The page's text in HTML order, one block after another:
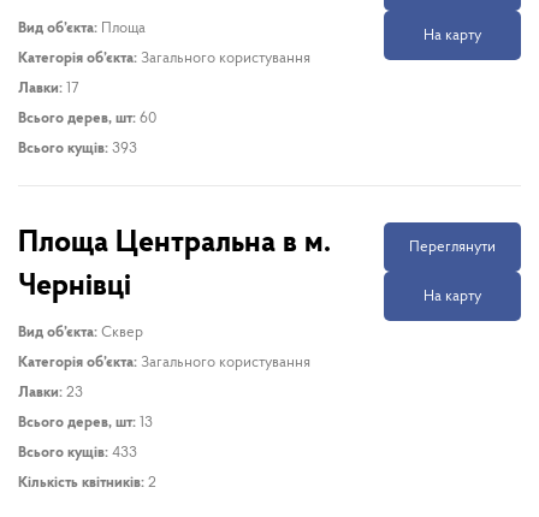
Вид об’єкта: Площа
Категорія об’єкта: Загального користування
Лавки: 17
Всього дерев, шт: 60
Всього кущів: 393
На карту
Площа Центральна в м.
Чернівці
Вид об’єкта: Сквер
Категорія об’єкта: Загального користування
Лавки: 23
Всього дерев, шт: 13
Всього кущів: 433
Кількість квітників: 2
Переглянути
На карту